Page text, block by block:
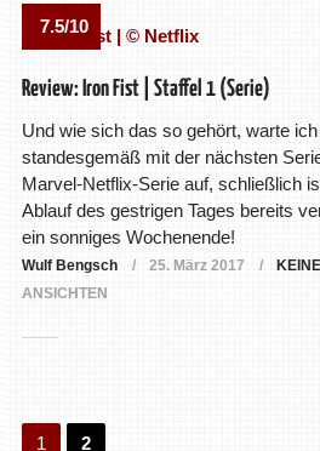
7.5/10
Review: Iron Fist | Staffel 1 (Serie)
Und wie sich das so gehört, warte
standesgemäß mit der nächsten
Marvel-Netflix-Serie auf, schließlich
Ablauf des gestrigen Tages bereits
ein sonniges Wochenende!
Wulf Bengsch 25. März 2017
ANSICHTEN
1 2